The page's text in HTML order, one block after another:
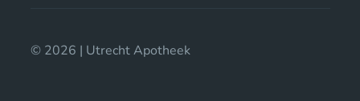
© 2026 | Utrecht Apotheek